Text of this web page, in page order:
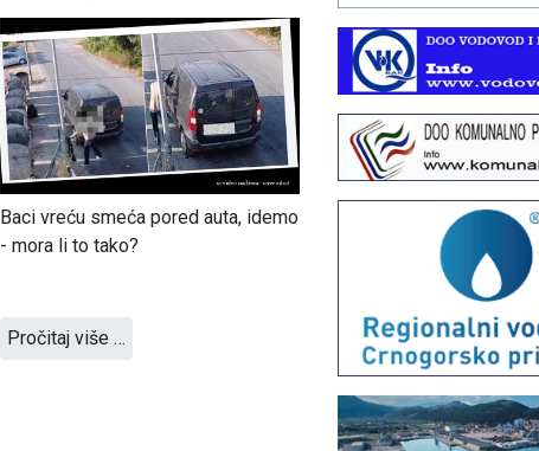
Baci vreću smeća pored auta, idemo
- mora li to tako?
Pročitaj više …